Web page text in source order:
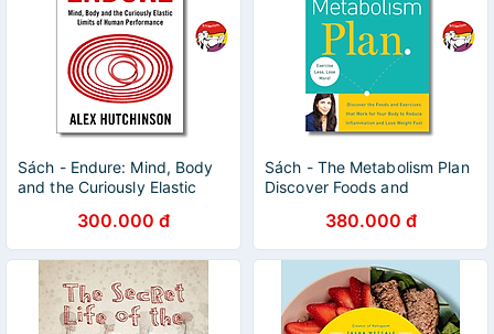
Sách - Endure: Mind, Body
and the Curiously Elastic
Performance by Alex
Hutchinson
300.000 đ
Sách - The Metabolism Plan
Discover Foods and
Body by Lyn-Genet Recitas
380.000 đ